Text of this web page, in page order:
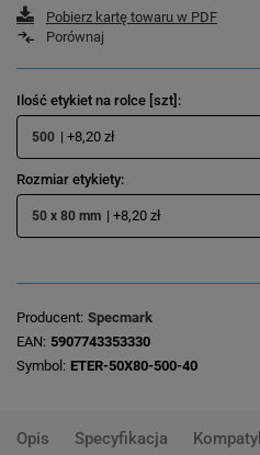
Pobierz kartę towaru w PDF
Porównaj
Ilość etykiet na rolce [szt]
500 | +8,20 zł
Rozmiar etykiety
50 x 80 mm | +8,20 zł
Producent Specmark
EAN 5907743353330
Symbol ETER-50X80-500-40
Opis Specyfikacja